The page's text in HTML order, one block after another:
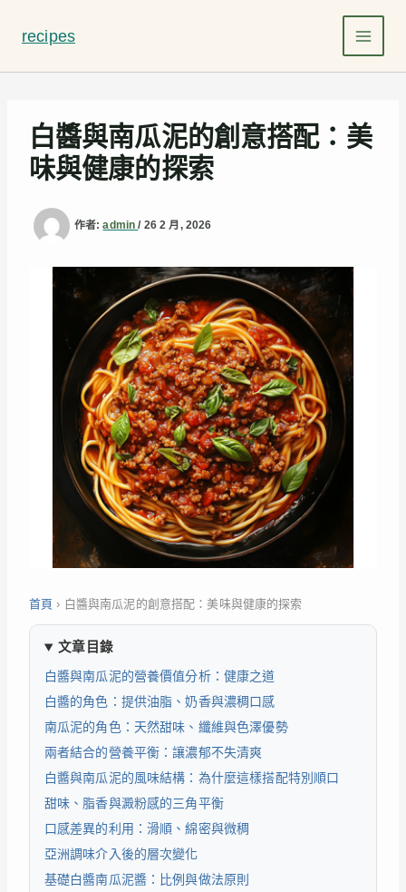
要
recipes
白醬與南瓜泥的創意搭配：美
味與健康的探索
作者:admin/ 26 2 月, 2026
首頁 › 白醬與南瓜泥的創意搭配：美味與健康的探索
文章目錄
白醬與南瓜泥的營養價值分析：健康之道
白醬的角色：提供油脂、奶香與濃稠口感
南瓜泥的角色：天然甜味、纖維與色澤優勢
兩者結合的營養平衡：讓濃郁不失清爽
白醬與南瓜泥的風味結構：為什麼這樣搭配特別順口
甜味、脂香與澱粉感的三角平衡
口感差異的利用：滑順、綿密與微稠
亞洲調味介入後的層次變化
基礎白醬南瓜泥醬：比例與做法原則